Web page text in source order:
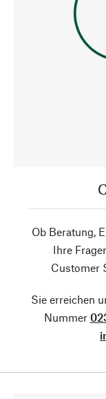
Ob Beratung,
Ihre
Customer
Sie erreichen
Nummer